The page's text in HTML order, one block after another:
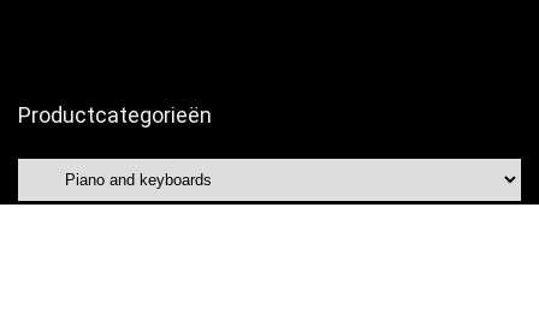
Productcategorieën